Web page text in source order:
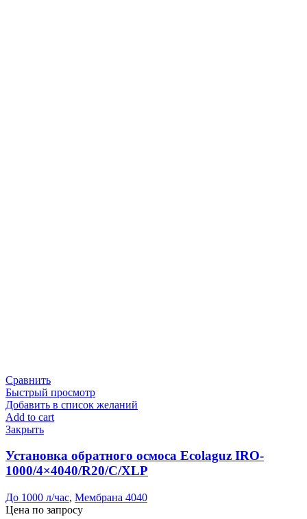
Сравнить
Быстрый просмотр
Добавить в список желаний
Add to cart
Закрыть
Установка обратного осмоса Ecolaguz IRO-
1000/4×4040/R20/C/XLP
До 1000 л/час, Мембрана 4040
Цена по запросу